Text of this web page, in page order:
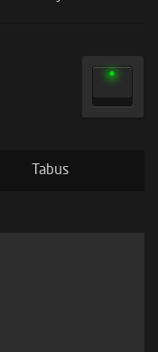
Tabus